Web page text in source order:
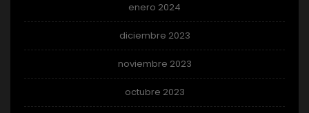
enero 2024
diciembre 2023
noviembre 2023
octubre 2023